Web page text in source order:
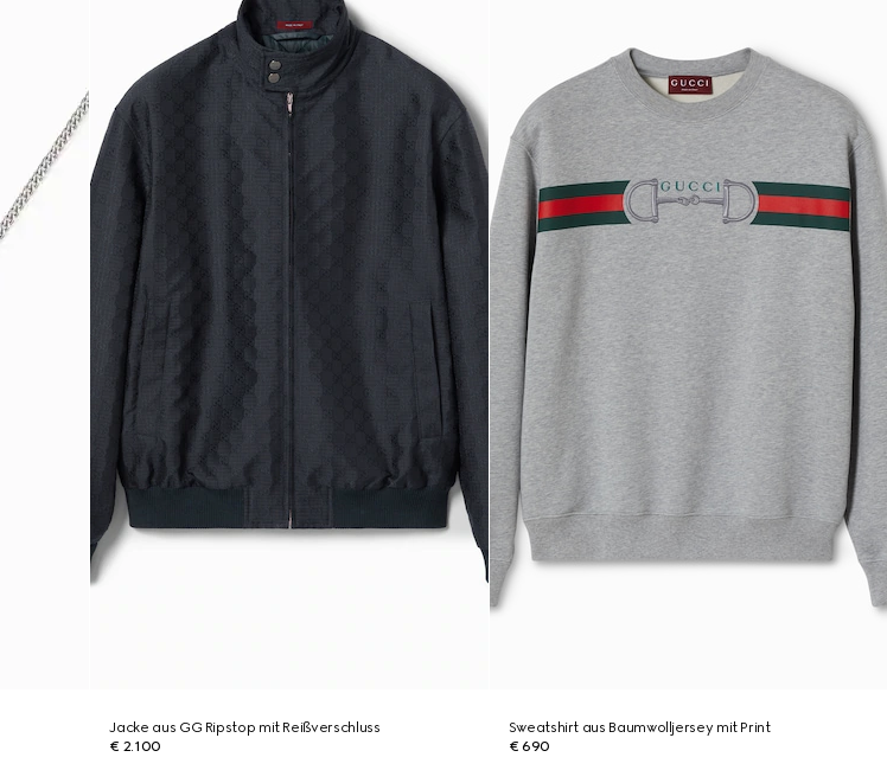
Jacke aus GG Ripstop mit Reißverschluss
€ 2.100
Sweatshirt aus Baumwolljersey mit Print
€ 690